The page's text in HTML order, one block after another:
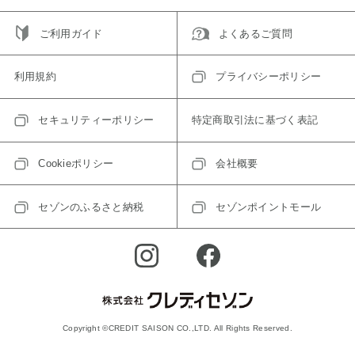
ご利用ガイド よくあるご質問
利用規約 プライバシーポリシー
セキュリティーポリシー 特定商取引法に基づく表記
Cookieポリシー 会社概要
セゾンのふるさと納税 セゾンポイントモール
Copyright ©CREDIT SAISON CO.,LTD. All Rights Reserved.